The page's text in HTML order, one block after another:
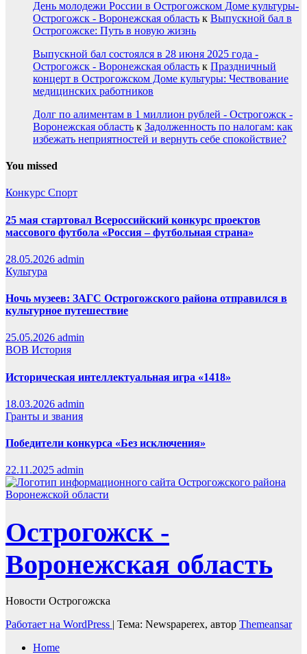
День молодежи России в Острогожском Доме культуры-
Острогожск - Воронежская область к Выпускной бал в
Острогожске: Путь в новую жизнь
Выпускной бал состоялся в 28 июня 2025 года -
Острогожск - Воронежская область к Праздничный
концерт в Острогожском Доме культуры: Чествование
медицинских работников
Долг по алиментам в 1 миллион рублей - Острогожск -
Воронежская область к Задолженность по налогам: как
избежать неприятностей и вернуть себе спокойствие?
You missed
Конкурс Спорт
25 мая стартовал Всероссийский конкурс проектов
массового футбола «Россия – футбольная страна»
28.05.2026 admin
Культура
Ночь музеев: ЗАГС Острогожского района отправился в
культурное путешествие
25.05.2026 admin
ВОВ История
Историческая интеллектуальная игра «1418»
18.03.2026 admin
Гранты и звания
Победители конкурса «Без исключения»
22.11.2025 admin
Острогожск -
Воронежская область
Новости Острогожска
Работает на WordPress | Тема: Newspaperex, автор Themeansar
Home